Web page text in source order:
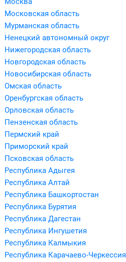
Московская область
Мурманская область
Ненецкий автономный округ
Нижегородская область
Новгородская область
Новосибирская область
Омская область
Оренбургская область
Орловская область
Пензенская область
Пермский край
Приморский край
Псковская область
Республика Адыгея
Республика Алтай
Республика Башкортостан
Республика Бурятия
Республика Дагестан
Республика Ингушетия
Республика Калмыкия
Республика Карачаево-Черкессия